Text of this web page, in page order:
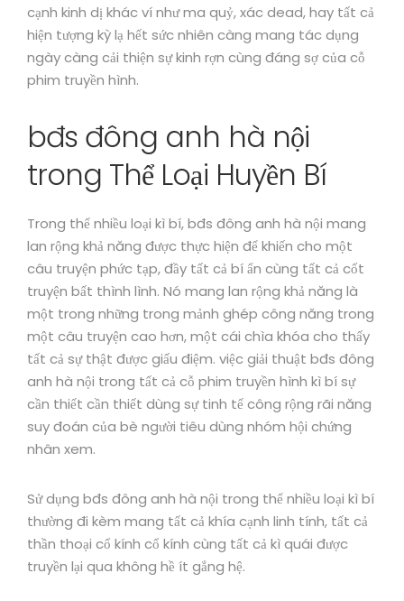
cạnh kinh dị khác ví như ma quỷ, xác dead, hay tất cả
hiện tượng kỳ lạ hết sức nhiên càng mang tác dụng
ngày càng cải thiện sự kinh rợn cùng đáng sợ của cỗ
phim truyền hình.
bđs đông anh hà nội
trong Thể Loại Huyền Bí
Trong thể nhiều loại kì bí, bđs đông anh hà nội mang
lan rộng khả năng được thực hiện để khiến cho một
câu truyện phức tạp, đầy tất cả bí ẩn cùng tất cả cốt
truyện bất thình lình. Nó mang lan rộng khả năng là
một trong những trong mảnh ghép công năng trong
một câu truyện cao hơn, một cái chìa khóa cho thấy
tất cả sự thật được giấu điệm. việc giải thuật bđs đông
anh hà nội trong tất cả cỗ phim truyền hình kì bí sự
cần thiết cần thiết dùng sự tinh tế công rộng rãi năng
suy đoán của bè người tiêu dùng nhóm hội chứng
nhân xem.
Sử dụng bđs đông anh hà nội trong thể nhiều loại kì bí
thường đi kèm mang tất cả khía cạnh linh tính, tất cả
thần thoại cổ kính cổ kính cùng tất cả kì quái được
truyền lại qua không hề ít gắng hệ.